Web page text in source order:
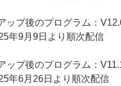
ップ後のプログラム：
年9月9日より順次配信
ップ後のプログラム：
年6月26日より順次配信